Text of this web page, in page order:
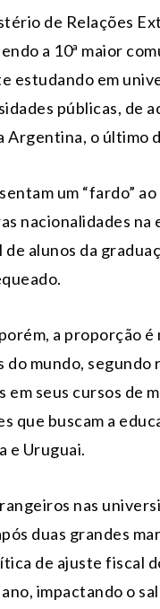
de Relações
a 10ª maior
estudando em
públicas, de
Argentina, o último
um “fardo”
nacionalidades
alunos da
a proporção
do mundo,
em seus cursos de
que buscam a
e Uruguai.
nas
duas grandes
de ajuste fiscal
impactando o